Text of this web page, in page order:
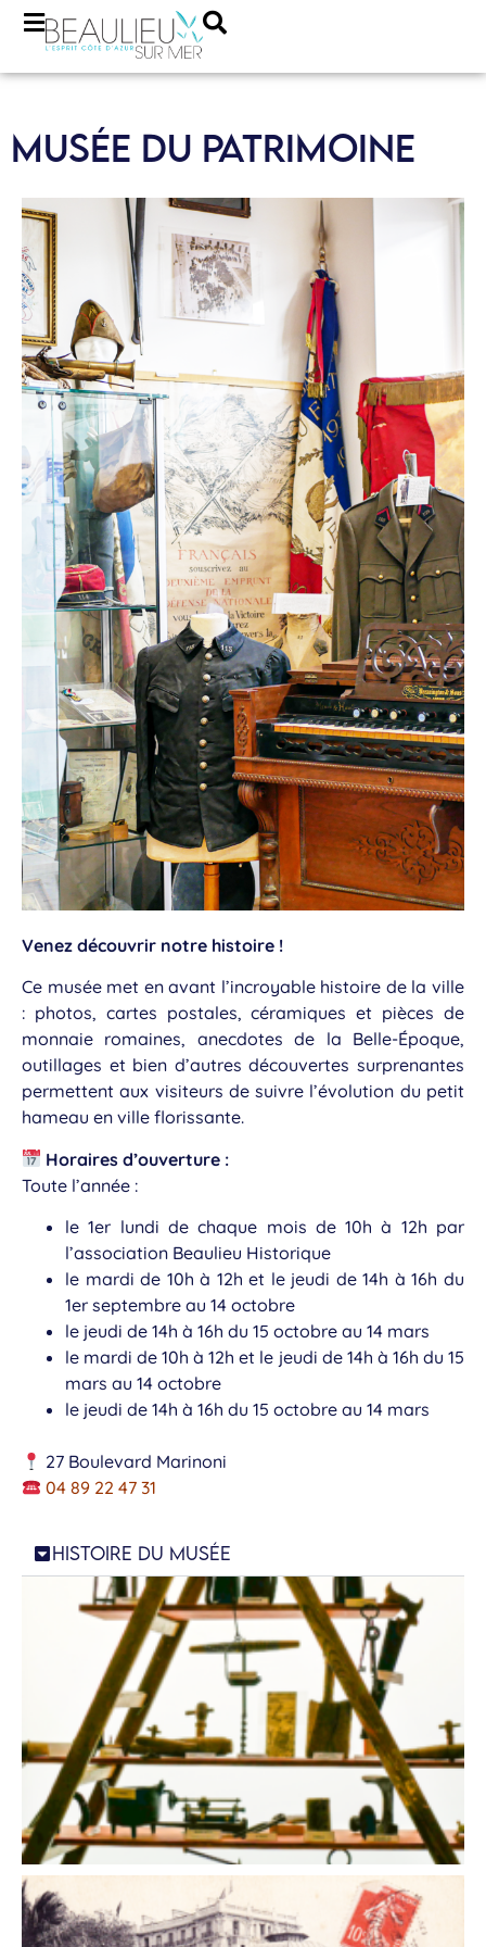
MUSÉE DU PATRIMOINE
Venez découvrir notre histoire !
Ce musée met en avant l’incroyable histoire de la ville
: photos, cartes postales, céramiques et pièces de
monnaie romaines, anecdotes de la Belle-Époque,
outillages et bien d’autres découvertes surprenantes
permettent aux visiteurs de suivre l’évolution du petit
hameau en ville florissante.
Horaires d’ouverture :
Toute l’année :
le 1er lundi de chaque mois de 10h à 12h par
l’association Beaulieu Historique
le mardi de 10h à 12h et le jeudi de 14h à 16h du
1er septembre au 14 octobre
le jeudi de 14h à 16h du 15 octobre au 14 mars
le mardi de 10h à 12h et le jeudi de 14h à 16h du 15
mars au 14 octobre
le jeudi de 14h à 16h du 15 octobre au 14 mars
27 Boulevard Marinoni
04 89 22 47 31
HISTOIRE DU MUSÉE